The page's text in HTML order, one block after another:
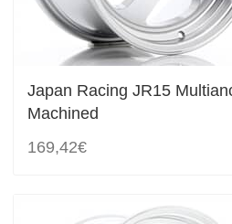
Japan Racing JR15
Machined
169,42€